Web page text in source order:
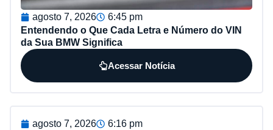
agosto 7, 2026
6:45 pm
Entendendo o Que Cada Letra e Número do VIN
da Sua BMW Significa
Acessar Notícia
agosto 7, 2026
6:16 pm